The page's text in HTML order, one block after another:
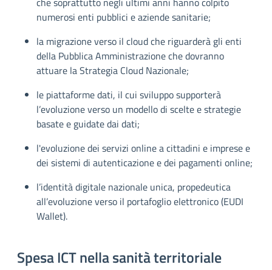
numerosi enti pubblici e aziende sanitarie;
la migrazione verso il cloud che riguarderà gli enti
della Pubblica Amministrazione che dovranno
attuare la Strategia Cloud Nazionale;
le piattaforme dati, il cui sviluppo supporterà
l’evoluzione verso un modello di scelte e strategie
basate e guidate dai dati;
l'evoluzione dei servizi online a cittadini e imprese e
dei sistemi di autenticazione e dei pagamenti online;
l’identità digitale nazionale unica, propedeutica
all’evoluzione verso il portafoglio elettronico (EUDI
Wallet).
Spesa ICT nella sanità territoriale